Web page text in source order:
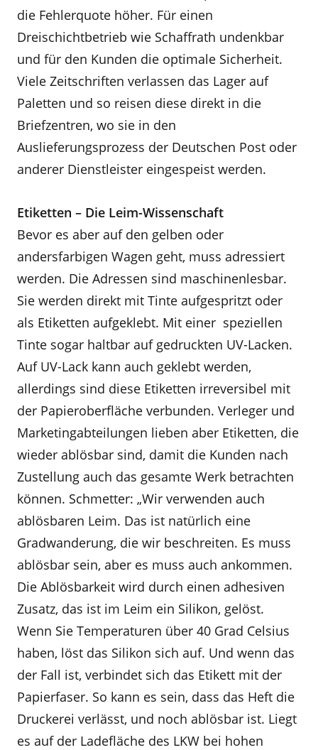
die Fehlerquote höher. Für einen
Dreischichtbetrieb wie Schaffrath undenkbar
und für den Kunden die optimale Sicherheit.
Viele Zeitschriften verlassen das Lager auf
Paletten und so reisen diese direkt in die
Briefzentren, wo sie in den
Auslieferungsprozess der Deutschen Post oder
anderer Dienstleister eingespeist werden.
Etiketten – Die Leim-Wissenschaft
Bevor es aber auf den gelben oder
andersfarbigen Wagen geht, muss adressiert
werden. Die Adressen sind maschinenlesbar.
Sie werden direkt mit Tinte aufgespritzt oder
als Etiketten aufgeklebt. Mit einer speziellen
Tinte sogar haltbar auf gedruckten UV-Lacken.
Auf UV-Lack kann auch geklebt werden,
allerdings sind diese Etiketten irreversibel mit
der Papieroberfläche verbunden. Verleger und
Marketingabteilungen lieben aber Etiketten, die
wieder ablösbar sind, damit die Kunden nach
Zustellung auch das gesamte Werk betrachten
können. Schmetter: „Wir verwenden auch
ablösbaren Leim. Das ist natürlich eine
Gradwanderung, die wir beschreiten. Es muss
ablösbar sein, aber es muss auch ankommen.
Die Ablösbarkeit wird durch einen adhesiven
Zusatz, das ist im Leim ein Silikon, gelöst.
Wenn Sie Temperaturen über 40 Grad Celsius
haben, löst das Silikon sich auf. Und wenn das
der Fall ist, verbindet sich das Etikett mit der
Papierfaser. So kann es sein, dass das Heft die
Druckerei verlässt, und noch ablösbar ist. Liegt
es auf der Ladefläche des LKW bei hohen